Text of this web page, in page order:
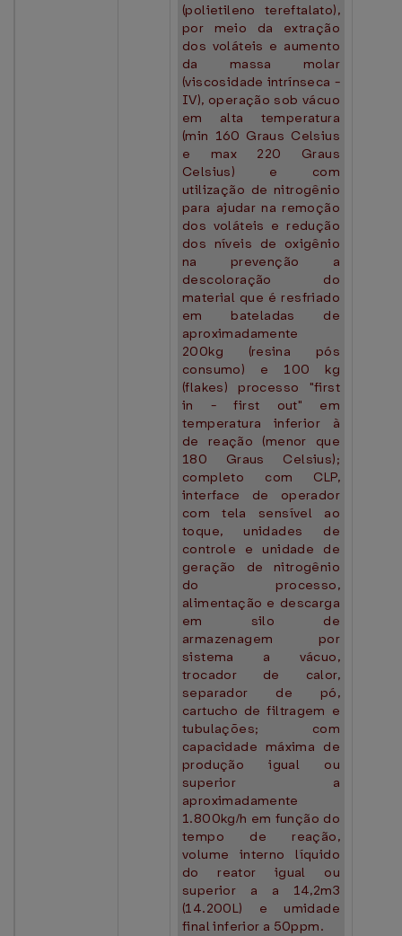
(polietileno tereftalato),
por meio da extração
dos voláteis e aumento
da massa molar
(viscosidade intrínseca -
IV), operação sob vácuo
em alta temperatura
(min 160 Graus Celsius
e max 220 Graus
Celsius) e com
utilização de nitrogênio
para ajudar na remoção
dos voláteis e redução
dos níveis de oxigênio
na prevenção a
descoloração do
material que é resfriado
em bateladas de
aproximadamente
200kg (resina pós
consumo) e 100 kg
(flakes) processo "first
in - first out" em
temperatura inferior à
de reação (menor que
180 Graus Celsius);
completo com CLP,
interface de operador
com tela sensível ao
toque, unidades de
controle e unidade de
geração de nitrogênio
do processo,
alimentação e descarga
em silo de
armazenagem por
sistema a vácuo,
trocador de calor,
separador de pó,
cartucho de filtragem e
tubulações; com
capacidade máxima de
produção igual ou
superior a
aproximadamente
1.800kg/h em função do
tempo de reação,
volume interno líquido
do reator igual ou
superior a a 14,2m3
(14.200L) e umidade
final inferior a 50ppm.